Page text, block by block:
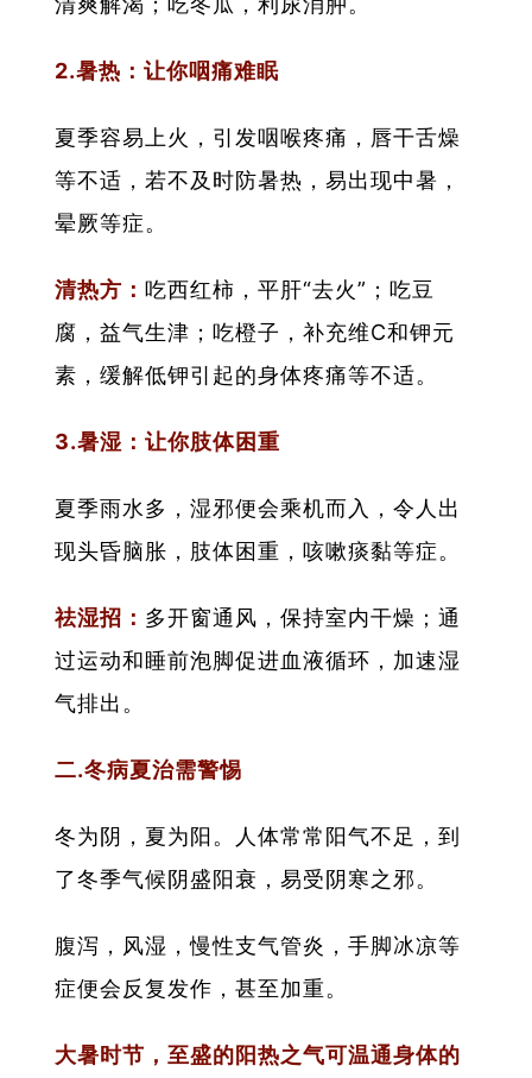
2.暑热：让你咽痛难眠
夏季容易上火，引发咽喉疼痛，唇干舌燥
等不适，若不及时防暑热，易出现中暑，
晕厥等症。
清热方：吃西红柿，平肝“去火”；吃豆
腐，益气生津；吃橙子，补充维C和钾元
素，缓解低钾引起的身体疼痛等不适。
3.暑湿：让你肢体困重
夏季雨水多，湿邪便会乘机而入，令人出
现头昏脑胀，肢体困重，咳嗽痰黏等症。
祛湿招： 多开窗通风，保持室内干燥；通
过运动和睡前泡脚促进血液循环，加速湿
气排出。
二.冬病夏治需警惕
冬为阴，夏为阳。人体常常阳气不足，到
了冬季气候阴盛阳衰，易受阴寒之邪。
腹泻，风湿，慢性支气管炎，手脚冰凉等
症便会反复发作，甚至加重。
大暑时节，至盛的阳热之气可温通身体的